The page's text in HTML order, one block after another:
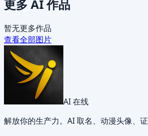
更多 AI 作品
暂无更多作品
查看全部图片
AI 在线
解放你的生产力。AI 取名、动漫头像、